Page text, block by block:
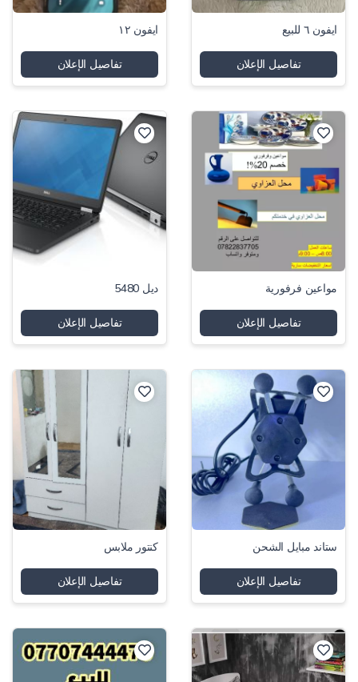
ايفون ٦ للبيع
تفاصيل الإعلان
ايفون ١٢
تفاصيل الإعلان
مواعين فرفورية
تفاصيل الإعلان
ديل 5480
تفاصيل الإعلان
ستاند مبايل الشحن
تفاصيل الإعلان
كنتور ملابس
تفاصيل الإعلان